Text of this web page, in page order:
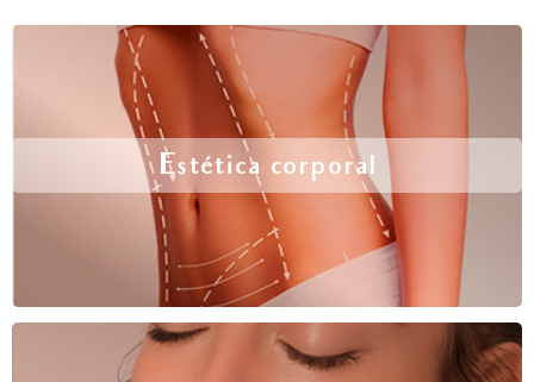
Estética corporal